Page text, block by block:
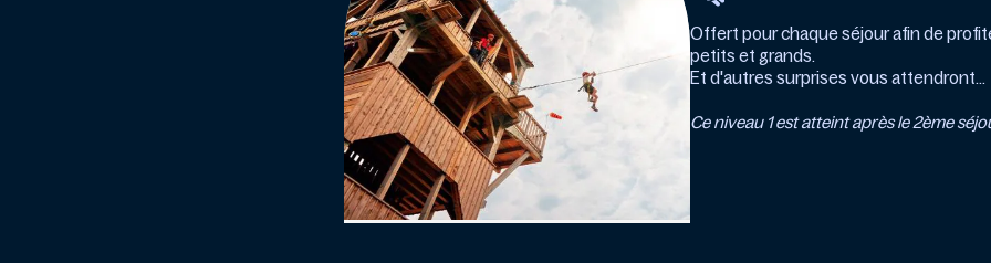
Offert pour chaque séjour afin de
petits et grands.
Et d'autres surprises vous attendront...
Ce niveau 1 est atteint après le 2ème